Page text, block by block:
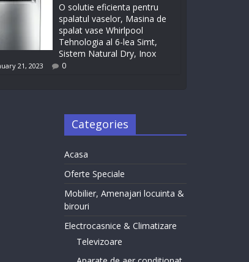
O solutie eficienta pentru
spalatul vaselor, Masina de
spalat vase Whirlpool
Tehnologia al 6-lea Simt,
Sistem Natural Dry, Inox
21, 2023 0
Categories
Acasa
Oferte Speciale
Mobilier, Amenajari locuinta &
birouri
Electrocasnice & Climatizare
Televizoare